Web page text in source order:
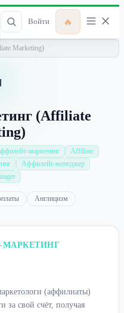
Войти 🔥
Marketing)
(Affiliate
маркетинг
Affiliate
Аффилейт-менеджер
Англицизм
(аффилиаты)
за свой счёт, получая